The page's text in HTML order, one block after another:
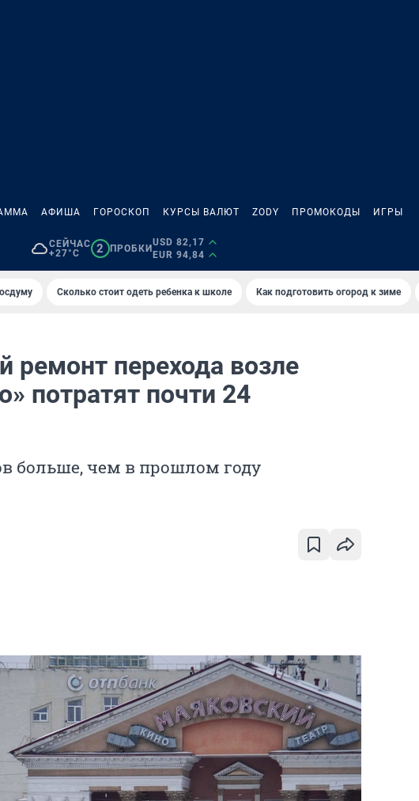
АФИША ГОРОСКОП КУРСЫ ВАЛЮТ ZODY ПРОМОКОДЫ ИГРЫ
СЕЙЧАС
+27°C
2 ПРОБКИ
USD 82,17
EUR 94,84
Сколько стоит одеть ребенка к школе Как подготовить огород к зиме
ремонт перехода возле
потратят почти 24
больше, чем в прошлом году